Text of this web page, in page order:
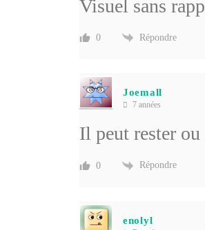
Visuel sans
0 Répondre
Joemall
7 années
Il peut rester
0 Répondre
enolyl